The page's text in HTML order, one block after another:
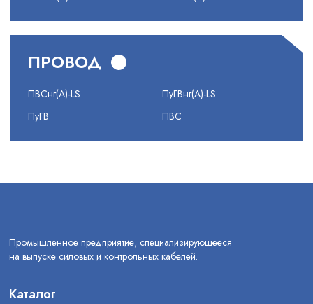
ПРОВОД
ПВСнг(А)-LS
ПуГВ
ПуГВнг(А)-LS
ПВС
Промышленное предприятие, специализирующееся
на выпуске силовых и контрольных кабелей.
Каталог